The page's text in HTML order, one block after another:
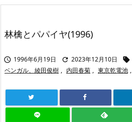
林檎とパパイヤ(1996)
 1996年6月19日  2023年12月10日 
ベンガル、綾田俊樹 , 内田春菊 , 東京乾電池 ,